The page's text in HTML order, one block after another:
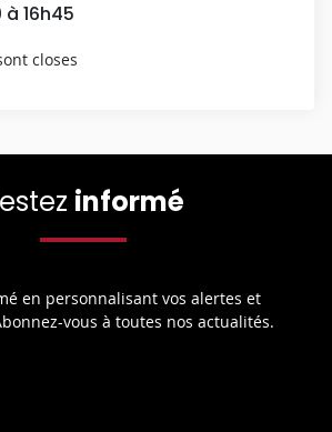
à 16h45
closes
informé
en personnalisant vos alertes et
vous à toutes nos actualités.